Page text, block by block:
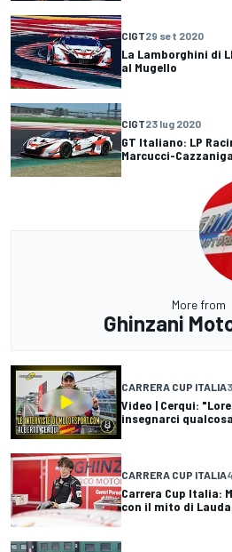
CIGT29 set 2020
La Lamborghini di
al Mugello
CIGT23 lug 2020
GT Italiano: LP
Marcucci-Cazzaniga
More from
Ghinzani
CARRERA CUP ITALIA
Video | Cerqui:
insegnarci
CARRERA CUP ITALIA
Carrera Cup Italia:
con il mito di